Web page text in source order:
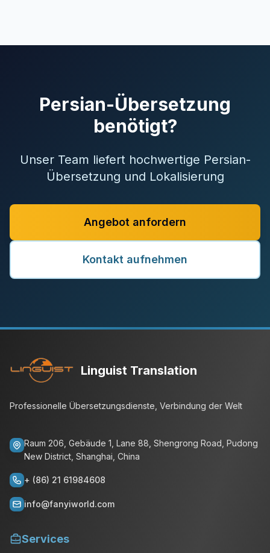
Persian-Übersetzung
benötigt?
Unser Team liefert hochwertige Persian-
Übersetzung und Lokalisierung
Angebot anfordern
Kontakt aufnehmen
Linguist Translation
Professionelle Übersetzungsdienste, Verbindung der Welt
Raum 206, Gebäude 1, Lane 88, Shengrong Road, Pudong
New District, Shanghai, China
+ (86) 21 61984608
info@fanyiworld.com
Services